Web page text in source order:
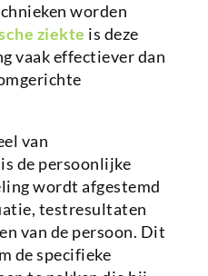
worden
ziekte is deze
vaak effectiever dan
van
de persoonlijke
wordt afgestemd
testresultaten
van de persoon. Dit
de specifieke